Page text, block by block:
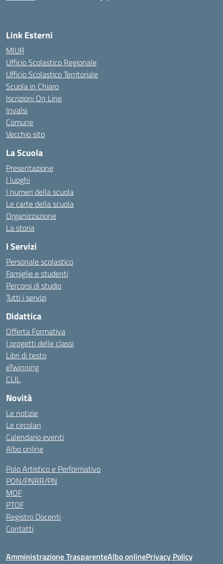
Link Esterni
MIUR
Ufficio Scolastico Regionale
Ufficio Scolastico Territoriale
Scuola in Chiaro
Iscrizioni On Line
Invalsi
Comune
Vecchio sito
La Scuola
Presentazione
I luoghi
I numeri della scuola
Le carte della scuola
Organizzazione
La storia
I Servizi
Personale scolastico
Famiglie e studenti
Percorsi di studio
Tutti i servizi
Didattica
Offerta Formativa
I progetti delle classi
Libri di testo
eTwinning
CLIL
Novità
Le notizie
Le circolari
Calendario eventi
Albo online
Polo Artistico e Performativo
PON/PNRR/PN
MOF
PTOF
Registro Docenti
Contatti
Amministrazione TrasparenteAlbo onlinePrivacy Policy